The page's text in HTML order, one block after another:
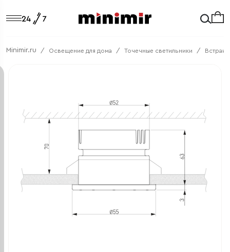
Minimir.ru Освещение для дома Точечные светильники